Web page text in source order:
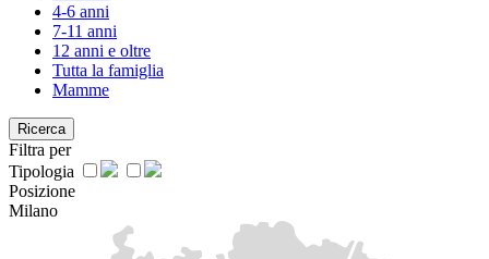
4-6 anni
7-11 anni
12 anni e oltre
Tutta la famiglia
Mamme
Ricerca
Filtra per
Tipologia
Posizione
Milano